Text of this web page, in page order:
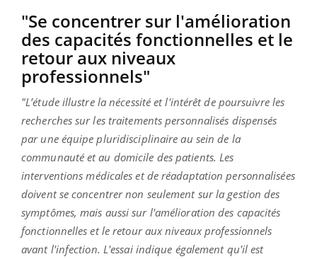
"Se concentrer sur l'amélioration
des capacités fonctionnelles et le
retour aux niveaux
professionnels"
"L’étude illustre la nécessité et l'intérêt de poursuivre les
recherches sur les traitements personnalisés dispensés
par une équipe pluridisciplinaire au sein de la
communauté et au domicile des patients. Les
interventions médicales et de réadaptation personnalisées
doivent se concentrer non seulement sur la gestion des
symptômes, mais aussi sur l'amélioration des capacités
fonctionnelles et le retour aux niveaux professionnels
avant l'infection. L'essai indique également qu'il est